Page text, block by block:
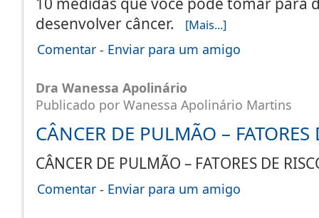
desenvolver câncer.
[Mais...]
Comentar - Enviar para um amigo
Dra Wanessa Apolinário
Publicado por Wanessa Apolinário Martins
CÂNCER DE PULMÃO – FATORES
CÂNCER DE PULMÃO – FATORES DE
Comentar - Enviar para um amigo